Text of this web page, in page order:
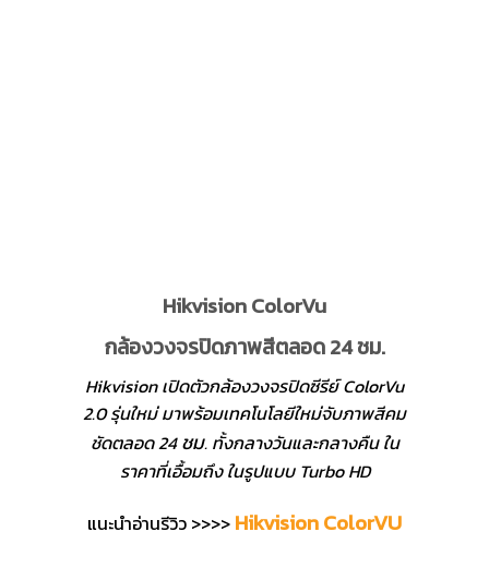
Hikvision ColorVu
กล้องวงจรปิดภาพสีตลอด 24 ชม.
Hikvision เปิดตัวกล้องวงจรปิดซีรีย์ ColorVu
2.0 รุ่นใหม่ มาพร้อมเทคโนโลยีใหม่จับภาพสีคม
ชัดตลอด 24ชม. ทั้งกลางวันและกลางคืน ใน
ราคาที่เอื้อมถึง ในรูปแบบ Turbo HD
แนะนำอ่านรีวิว >>>> Hikvision ColorVU